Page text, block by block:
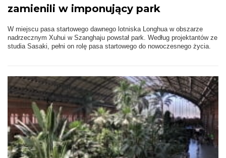
zamienili w imponujący park
W miejscu pasa startowego dawnego lotniska Longhua w obszarze
nadrzecznym Xuhui w Szanghaju powstał park. Według projektantów ze
studia Sasaki, pełni on rolę pasa startowego do nowoczesnego życia.